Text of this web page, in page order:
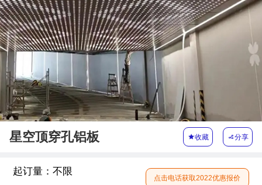
星空顶穿孔铝板 收藏 分享
起订量：不限
点击电话获取2022优惠报价